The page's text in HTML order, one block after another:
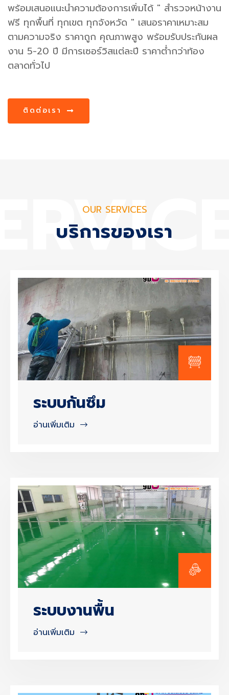
พร้อมเสนอแนะนำความต้องการเพิ่มได้ " สำรวจหน้างาน
ฟรี ทุกพื้นที่ ทุกเขต ทุกจังหวัด " เสนอราคาเหมาะสม
ตามความจริง ราคาถูก คุณภาพสูง พร้อมรับประกันผล
งาน 5-20 ปี มีการเซอร์วิสแต่ละปี ราคาต่ำกว่าท้อง
ตลาดทั่วไป
ติดต่อเรา
OUR SERVICES
บริการของเรา
ระบบกันซึม
อ่านเพิ่มเติม
ระบบงานพื้น
อ่านเพิ่มเติม